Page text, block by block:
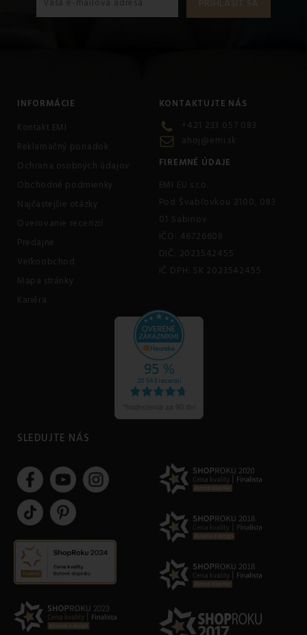
INFORMÁCIE
Kontakt EMI
Reklamačný poriadok
Ochrana osobných údajov
Obchodné podmienky
Najčastejšie otázky
Overovanie recenzií
Predajne
Veľkoobchod
Mapa stránky
Kariéra
KONTAKTUJTE NÁS
+421 233 057 083
ahoj@emi.sk
FIREMNÉ ÚDAJE
EMI EU s.r.o.
Pod Švabľovkou 2100, 083
01 Sabinov
IČO: 46726608
DIČ: 2023542455
IČ DPH: SK 2023542455
SLEDUJTE NÁS